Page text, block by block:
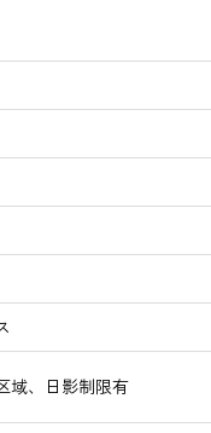
域、日影制限有